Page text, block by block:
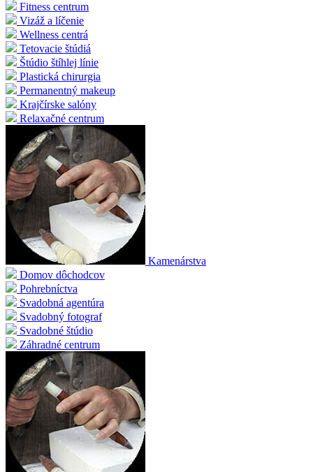
Fitness centrum
Vizáž a líčenie
Wellness centrá
Tetovacie štúdiá
Štúdio štíhlej línie
Plastická chirurgia
Permanentný makeup
Krajčírske salóny
Relaxačné centrum
Kamenárstva
Domov dôchodcov
Pohrebníctva
Svadobná agentúra
Svadobný fotograf
Svadobné štúdio
Záhradné centrum